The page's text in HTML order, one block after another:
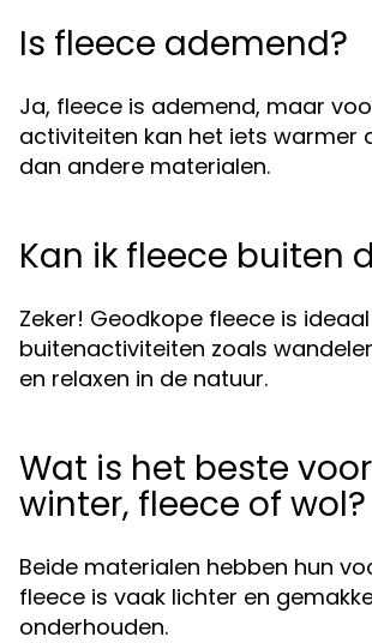
Is fleece ademend?
Ja, fleece is ademend, maar
activiteiten kan het iets warmer
dan andere materialen.
Kan ik fleece buiten
Zeker! Geodkope fleece is
buitenactiviteiten zoals
en relaxen in de natuur.
Wat is het beste
winter, fleece of wol?
Beide materialen hebben hun
fleece is vaak lichter en
onderhouden.